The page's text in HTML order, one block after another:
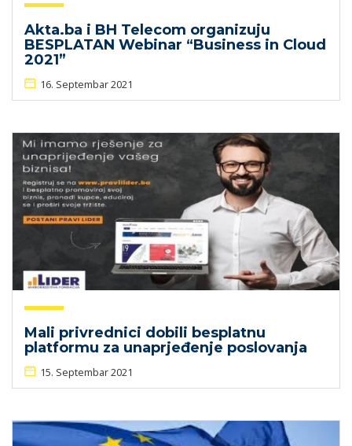
Akta.ba i BH Telecom organizuju
BESPLATAN Webinar “Business in Cloud
2021”
16. Septembar 2021
Mali privrednici dobili besplatnu
platformu za unaprjeđenje poslovanja
15. Septembar 2021